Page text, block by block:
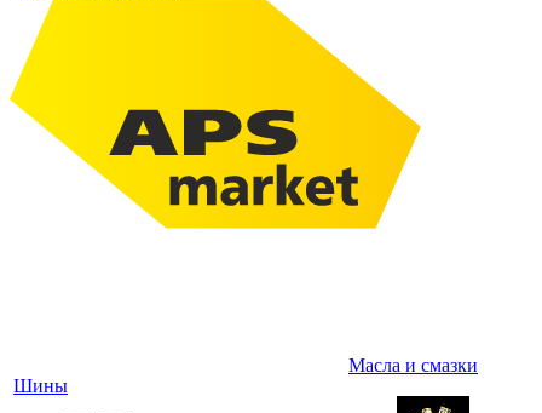
Шины
Масла и смазки